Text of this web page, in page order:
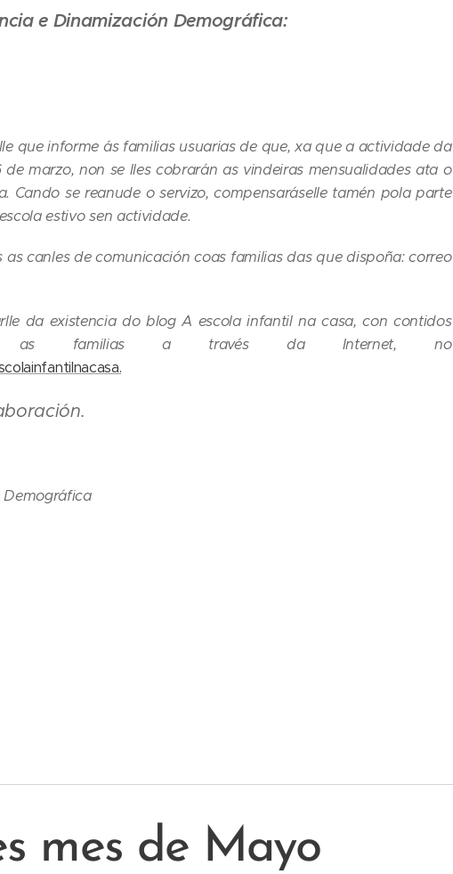
e Dinamización Demográfica:
que informe ás familias usuarias de que, xa que a actividade da
marzo, non se lles cobrarán as vindeiras mensualidades ata o
Cando se reanude o servizo, compensaráselle tamén pola parte
estivo sen actividade.
canles de comunicación coas familias das que dispoña: correo
da existencia do blog A escola infantil na casa, con contidos
as familias a través da Internet, no
Demográfica
mes de Mayo